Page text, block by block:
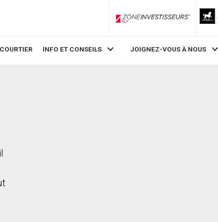
ZoneInvestisseurs RLP
INFO ET CONSEILS JOIGNEZ-VOUS À NOUS